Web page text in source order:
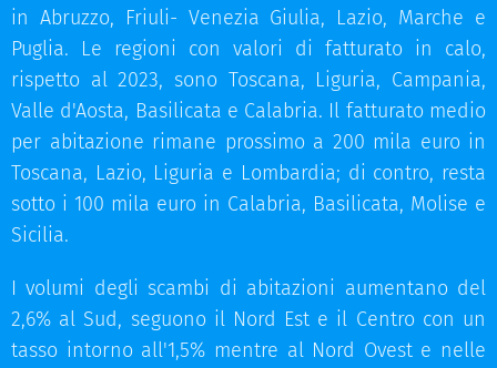
in Abruzzo, Friuli- Venezia Giulia, Lazio, Marche e
Puglia. Le regioni con valori di fatturato in calo,
rispetto al 2023, sono Toscana, Liguria, Campania,
Valle d'Aosta, Basilicata e Calabria. Il fatturato medio
per abitazione rimane prossimo a 200 mila euro in
Toscana, Lazio, Liguria e Lombardia; di contro, resta
sotto i 100 mila euro in Calabria, Basilicata, Molise e
Sicilia.
I volumi degli scambi di abitazioni aumentano del
2,6% al Sud, seguono il Nord Est e il Centro con un
tasso intorno all'1,5% mentre al Nord Ovest e nelle